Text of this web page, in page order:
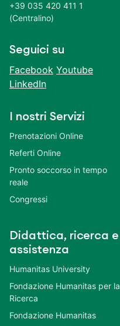
+39 035 420 411 1
(Centralino)
Seguici su
Facebook Youtube
LinkedIn
I nostri Servizi
Prenotazioni Online
Referti Online
Pronto soccorso in tempo
reale
Congressi
Didattica, ricerca e
assistenza
Humanitas University
Fondazione Humanitas per la
Ricerca
Fondazione Humanitas